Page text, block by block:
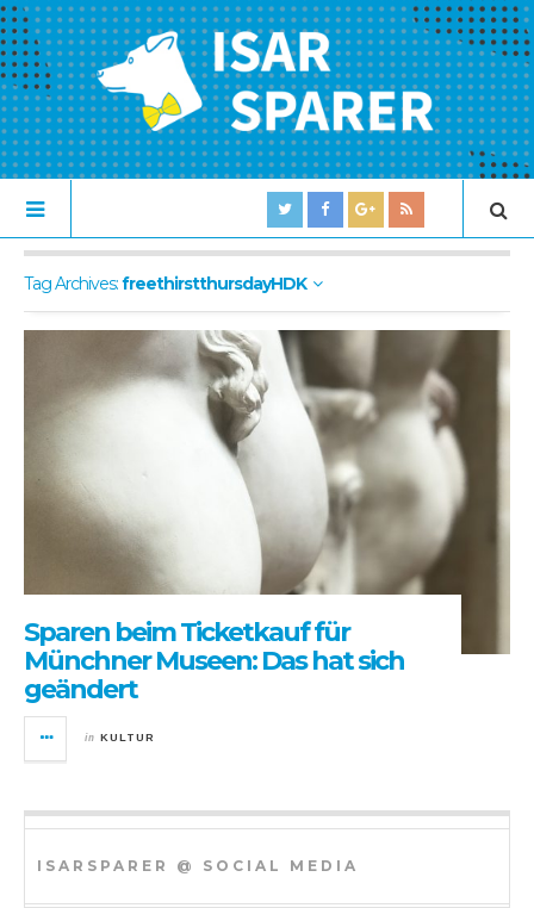
Tag Archives:freethirstthursdayHDK
Sparen beim Ticketkauf für
Münchner Museen: Das hat sich
geändert
in KULTUR
ISARSPARER @ SOCIAL MEDIA